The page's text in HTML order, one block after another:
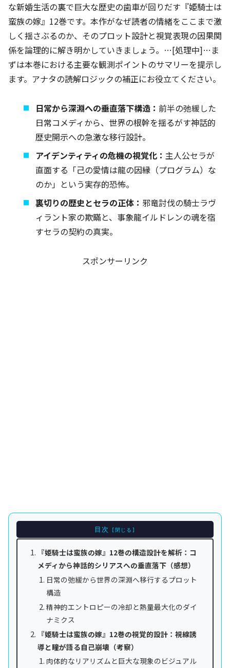
な新婚生活の裏で巨大な歴史の歯車が回りだす『姫騎士は
蛮族の嫁』12巻です。本作がなぜ読者の情緒をここまで激
しく揺さぶるのか、そのプロット設計と視覚表現の因果関
係を論理的に解き明かしていきましょう。…[処理中]…ま
ずは本巻における主要な観測ポイントのサマリーを提示し
ます。アナタの読解ロジックの補正にお役立てください。
日常から深淵への垂直落下構造：前半の弛緩した
日常コメディから、世界の根幹を揺るがす神話的
歴史開示への急激な移行設計。
アイデンティティの危機の視覚化：主人公セラが
直面する「己の愛情は龍の因縁（プログラム）な
のか」という実存的恐怖。
裏切りの歴史とセラの正体： 邪竜討伐の騎士ラヴ
ィラント家の欺瞞と、事象龍イルドレンの魂を宿
すセラの契約の真実。
スポンサーリンク
目次
『姫騎士は蛮族の嫁』12巻の構造設計を解析：コ
メディから神話的シリアスへの垂直落下（感想）
日常の弛緩から世界の深淵へ移行するプロット
構造
精神的エントロピーの冷却と熱量最大化のダイ
ナミクス
『姫騎士は蛮族の嫁』12巻の視覚的設計：視線誘
導と瞳が語る自己崩壊（考察）
肉体的なリアリズムと巨大な現象のビジュアル